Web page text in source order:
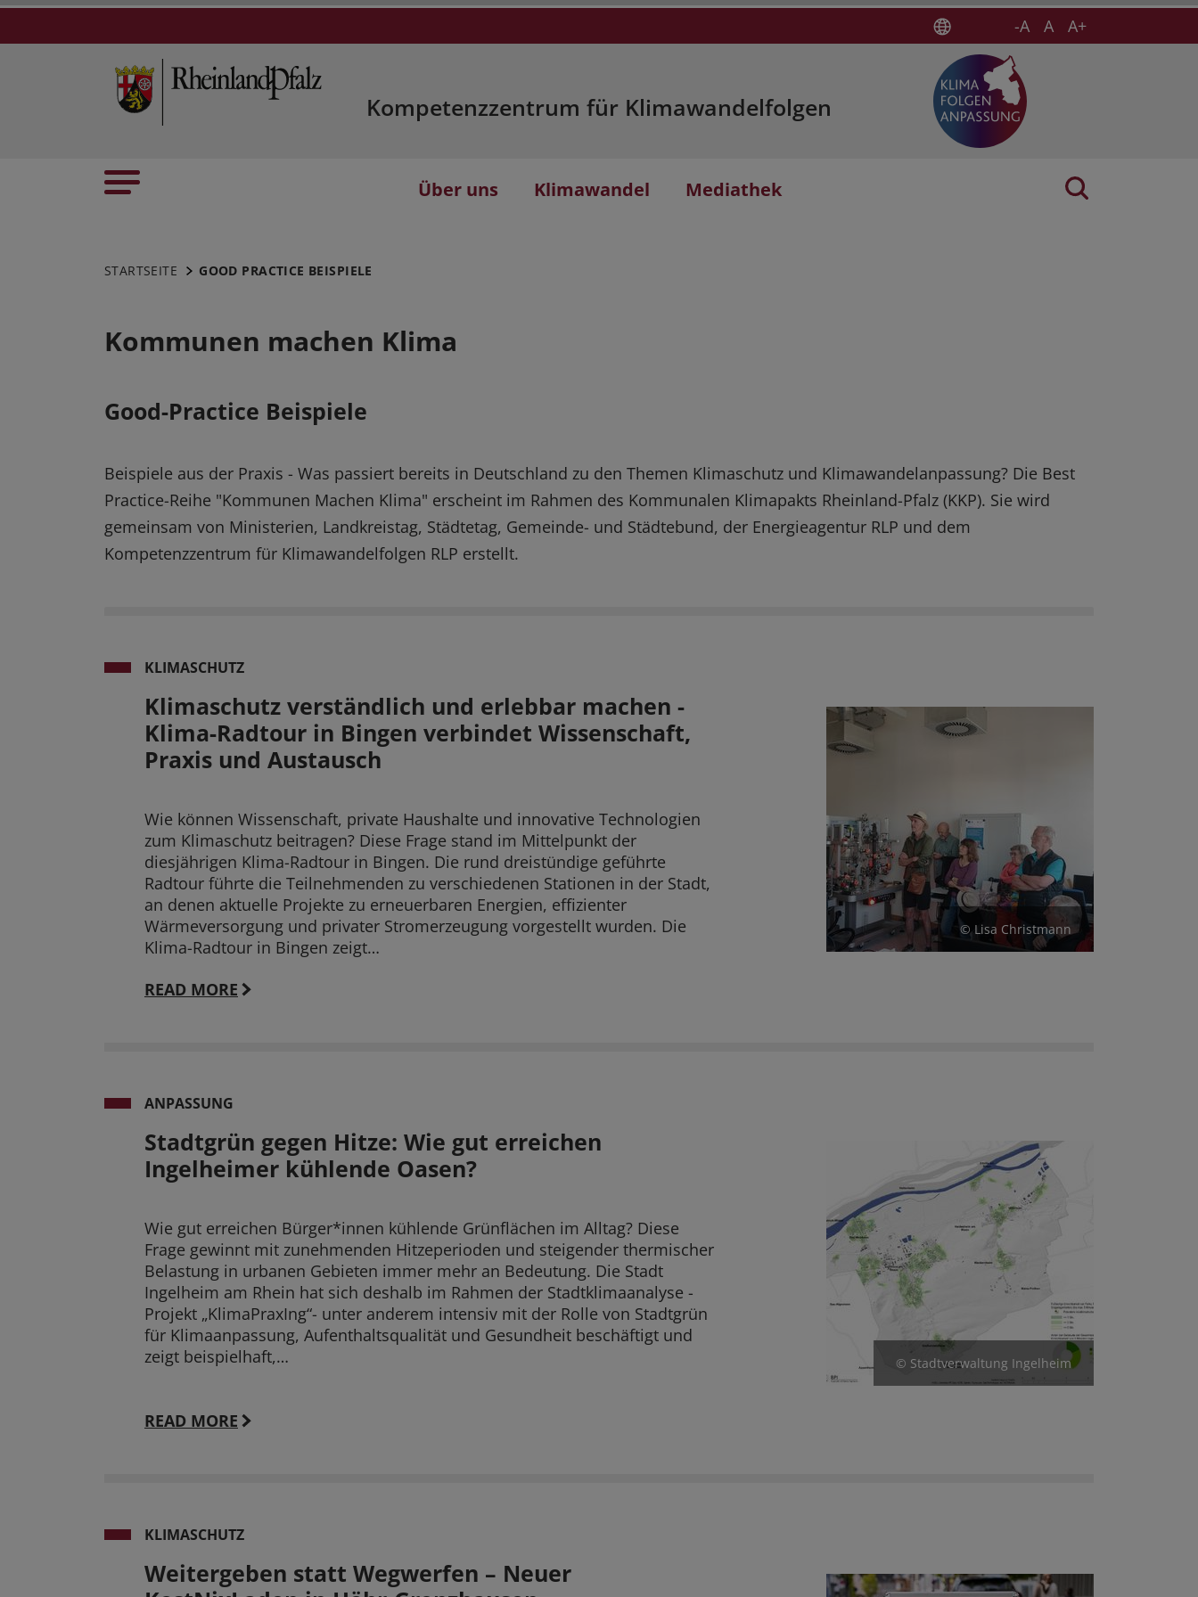
-A A A+
Kompetenzzentrum für Klimawandelfolgen
Über uns Klimawandel Mediathek
STARTSEITE GOOD PRACTICE BEISPIELE
Kommunen machen Klima
Good-Practice Beispiele
Beispiele aus der Praxis - Was passiert bereits in Deutschland zu den Themen Klimaschutz und Klimawandelanpassung? Die Best
Practice-Reihe "Kommunen Machen Klima" erscheint im Rahmen des Kommunalen Klimapakts Rheinland-Pfalz (KKP). Sie wird
gemeinsam von Ministerien, Landkreistag, Städtetag, Gemeinde- und Städtebund, der Energieagentur RLP und dem
Kompetenzzentrum für Klimawandelfolgen RLP erstellt.
KLIMASCHUTZ
Klimaschutz verständlich und erlebbar machen -
Klima-Radtour in Bingen verbindet Wissenschaft,
Praxis und Austausch
Wie können Wissenschaft, private Haushalte und innovative Technologien
zum Klimaschutz beitragen? Diese Frage stand im Mittelpunkt der
diesjährigen Klima-Radtour in Bingen. Die rund dreistündige geführte
Radtour führte die Teilnehmenden zu verschiedenen Stationen in der Stadt,
an denen aktuelle Projekte zu erneuerbaren Energien, effizienter
Wärmeversorgung und privater Stromerzeugung vorgestellt wurden. Die
Klima-Radtour in Bingen zeigt…
READ MORE
© Lisa Christmann
ANPASSUNG
Stadtgrün gegen Hitze: Wie gut erreichen
Ingelheimer kühlende Oasen?
Wie gut erreichen Bürger*innen kühlende Grünflächen im Alltag? Diese
Frage gewinnt mit zunehmenden Hitzeperioden und steigender thermischer
Belastung in urbanen Gebieten immer mehr an Bedeutung. Die Stadt
Ingelheim am Rhein hat sich deshalb im Rahmen der Stadtklimaanalyse -
Projekt „KlimaPraxIng“- unter anderem intensiv mit der Rolle von Stadtgrün
für Klimaanpassung, Aufenthaltsqualität und Gesundheit beschäftigt und
zeigt beispielhaft,…
READ MORE
© Stadtverwaltung Ingelheim
KLIMASCHUTZ
Weitergeben statt Wegwerfen – Neuer